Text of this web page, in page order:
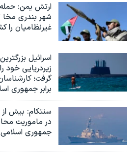
ارتش یمن:
غیرنظامیان را
اسرائيل
زیردریایی خود
گرفت؛
برابر جمهوری
در ماموریت
جمهوری